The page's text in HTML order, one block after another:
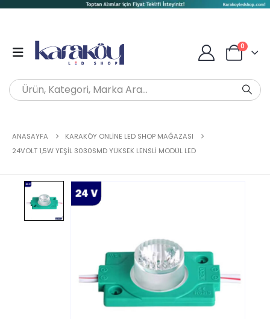
0
ANASAYFA
KARAKÖY ONLINE LED SHOP MAĞAZASI
24VOLT 1,5W YEŞIL 3030SMD YÜKSEK LENSLI MODÜL LED